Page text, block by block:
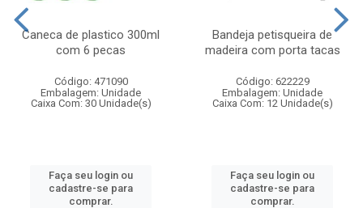
Caneca de plastico 300ml
com 6 pecas
Código: 471090
Embalagem: Unidade
Caixa Com: 30 Unidade(s)
Faça seu login ou
cadastre-se para
comprar.
Bandeja petisqueira de
madeira com porta tacas
Código: 622229
Embalagem: Unidade
Caixa Com: 12 Unidade(s)
Faça seu login ou
cadastre-se para
comprar.